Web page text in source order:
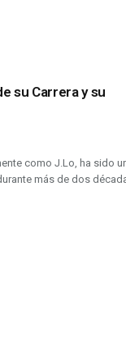
su Carrera y su
como J.Lo, ha sido
más de dos